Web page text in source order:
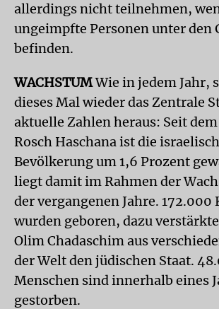
allerdings nicht teilnehmen,
ungeimpfte Personen unter den
befinden.
WACHSTUMWie in jedem Jahr,
dieses Mal wieder das Zentrale
aktuelle Zahlen heraus: Seit
Rosch Haschana ist die
Bevölkerung um 1,6 Prozent
liegt damit im Rahmen der
der vergangenen Jahre. 172.000
wurden geboren, dazu
Olim Chadaschim aus
der Welt den jüdischen Staat.
Menschen sind innerhalb eines
gestorben.